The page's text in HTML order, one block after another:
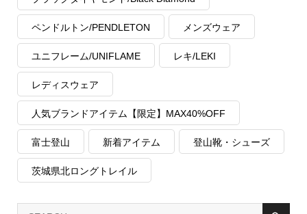
ペンドルトン/PENDLETON メンズウェア
ユニフレーム/UNIFLAME レキ/LEKI
レディスウェア
人気ブランドアイテム【限定】MAX40%OFF
富士登山 新着アイテム 登山靴・シューズ
茨城県北ロングトレイル